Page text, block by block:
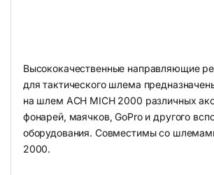
Высококачественные направляющие
для тактического шлема
на шлем ACH MICH 2000 различных
фонарей, маячков, GoPro и другого
оборудования. Совместимы со
2000.